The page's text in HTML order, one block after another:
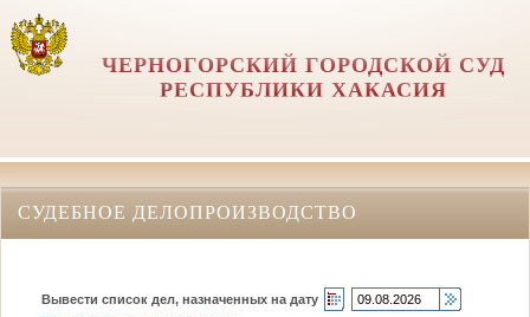
ЧЕРНОГОРСКИЙ ГОРОДСКОЙ СУД
РЕСПУБЛИКИ ХАКАСИЯ
СУДЕБНОЕ ДЕЛОПРОИЗВОДСТВО
Вывести список дел, назначенных на дату